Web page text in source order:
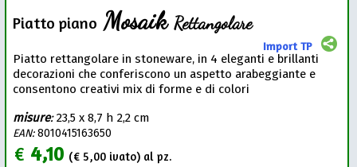
Piatto piano MosaikRettangolare
Import TP
Piatto rettangolare in stoneware, in 4 eleganti e brillanti
decorazioni che conferiscono un aspetto arabeggiante e
consentono creativi mix di forme e di colori
misure:23,5 x 8,7 h 2,2 cm
EAN:8010415163650
€ 4,10 (€ 5,00 ivato) al pz.